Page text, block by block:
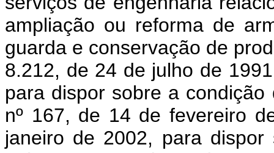
ampliação ou reforma de
guarda e conservação de
8.212, de 24 de julho de
para dispor sobre a
nº 167, de 14 de fevereiro
janeiro de 2002, para